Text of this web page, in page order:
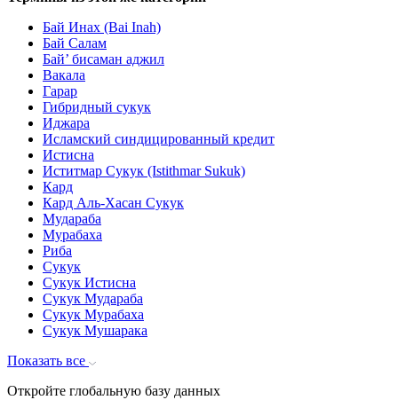
Поделиться
Термины из этой же категории
Бай Инах (Bai Inah)
Бай Салам
Бай’ бисаман аджил
Вакала
Гарар
Гибридный сукук
Иджара
Исламский синдицированный кредит
Истисна
Иститмар Сукук (Istithmar Sukuk)
Кард
Кард Аль-Хасан Сукук
Мудараба
Мурабаха
Риба
Сукук
Сукук Мудараба
Сукук Мушарака